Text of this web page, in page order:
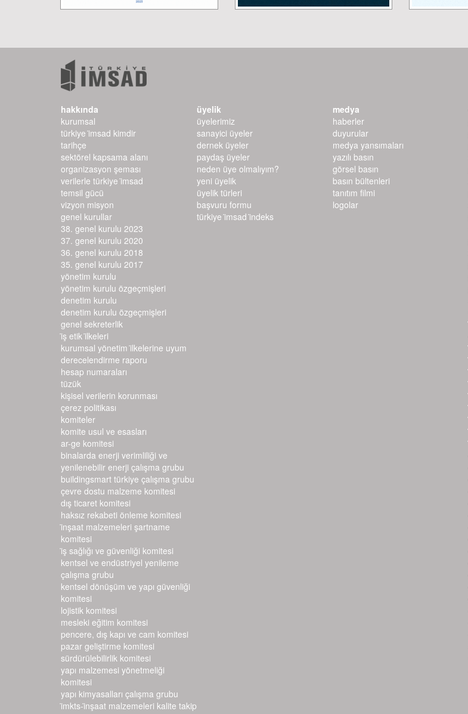
hakkında
kurumsal
türkiye i̇msad kimdir
tarihçe
sektörel kapsama alanı
organizasyon şeması
verilerle türkiye i̇msad
temsil gücü
vizyon misyon
genel kurullar
38. genel kurulu 2023
37. genel kurulu 2020
36. genel kurulu 2018
35. genel kurulu 2017
yönetim kurulu
yönetim kurulu özgeçmişleri
denetim kurulu
denetim kurulu özgeçmişleri
genel sekreterlik
i̇ş etik i̇lkeleri
kurumsal yönetim i̇lkelerine uyum d
erecelendirme raporu
hesap numaraları
tüzük
kişisel verilerin korunması
çerez politikası
komiteler
komite usul ve esasları
ar-ge komitesi
binalarda enerji verimliliği ve
yenilenebilir enerji çalışma grubu
buildingsmart türkiye çalışma grubu
çevre dostu malzeme komitesi
dış ticaret komitesi
haksız rekabeti önleme komitesi
i̇nşaat malzemeleri şartname k
omitesi
i̇ş sağlığı ve güvenliği komitesi
kentsel ve endüstriyel yenileme
çalışma grubu
kentsel dönüşüm ve yapı güvenliği
komitesi
lojistik komitesi
mesleki eğitim komitesi
pencere, dış kapı ve cam komitesi
pazar geliştirme komitesi
sürdürülebilirlik komitesi
yapı malzemesi yönetmeliği
komitesi
yapı kimyasalları çalışma grubu
i̇mkts-i̇nşaat malzemeleri kalite takip si
üyelik
üyelerimiz
sanayici üyeler
dernek üyeler
paydaş üyeler
neden üye olmalıyım?
yeni üyelik
üyelik türleri
başvuru formu
türkiye i̇msad i̇ndeks
medya
haberler
duyurular
medya yansımaları
yazılı basın
görsel basın
basın bültenleri
tanıtım filmi
logolar